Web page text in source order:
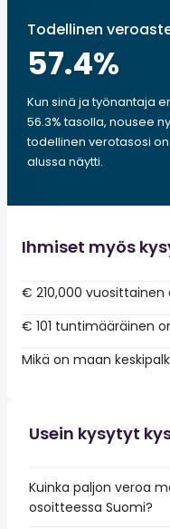
Todellinen
57.4%
Kun sinä ja työnantaja
56.3% tasolla, nousee
todellinen verotasosi on
alussa näytti.
Ihmiset myös
€ 210,000 vuosittainen
€ 101 tuntimääräinen
Mikä on maan
Usein kysytyt
Kuinka paljon veroa
osoitteessa Suomi?